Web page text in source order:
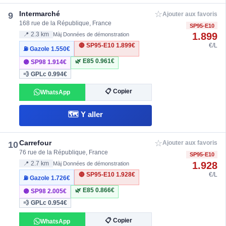
9 Intermarché
168 rue de la République, France
📍 2.3 km Màj Données de démonstration
⛽ Gazole1.550€
🔴 SP95-E10 1.899€
🟣 SP981.914€ 🌿 E85 0.961€
💨 GPLc0.994€
WhatsApp 📋 Copier
🗺️ Y aller
☆Ajouter aux favoris
SP95-E10
1.899
€/L
10Carrefour
76 rue de la République, France
📍 2.7 km Màj Données de démonstration
⛽ Gazole1.726€
🔴 SP95-E10 1.928€
🟣 SP982.005€ 🌿 E85 0.866€
💨 GPLc0.954€
WhatsApp 📋 Copier
☆Ajouter aux favoris
SP95-E10
1.928
€/L